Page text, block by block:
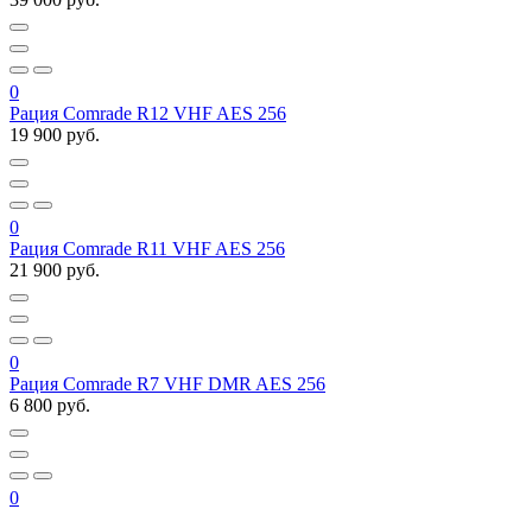
0
Рация Comrade R12 VHF AES 256
19 900 руб.
0
Рация Comrade R11 VHF AES 256
21 900 руб.
0
Рация Comrade R7 VHF DMR AES 256
6 800 руб.
0